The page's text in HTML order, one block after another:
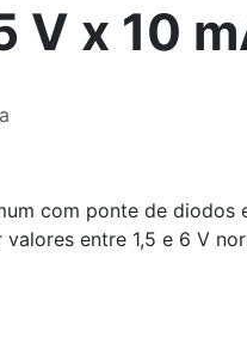
V x 10
com ponte de diodos
entre 1,5 e 6 V